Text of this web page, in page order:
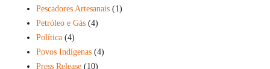
Pescadores Artesanais (1)
Petróleo e Gás (4)
Política (4)
Povos Indígenas (4)
Press Release (10)